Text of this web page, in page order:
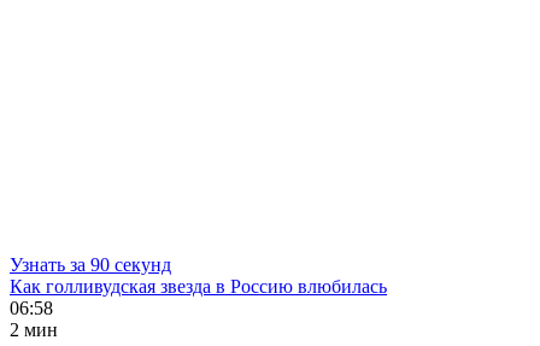
Узнать за 90 секунд
Как голливудская звезда в Россию влюбилась
06:58
2 мин